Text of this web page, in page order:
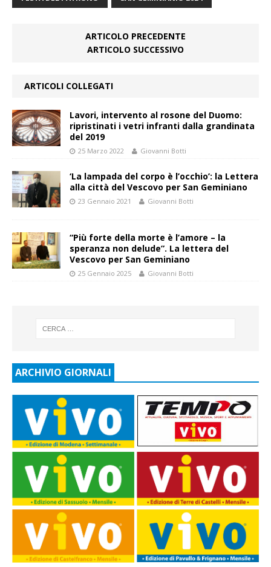
ARTICOLO PRECEDENTE
ARTICOLO SUCCESSIVO
ARTICOLI COLLEGATI
Lavori, intervento al rosone del Duomo:
ripristinati i vetri infranti dalla grandinata
del 2019
25 Marzo 2022 Giovanni Botti
‘La lampada del corpo è l’occhio’: la Lettera
alla città del Vescovo per San Geminiano
23 Gennaio 2021 Giovanni Botti
“Più forte della morte è l’amore – la
speranza non delude”. La lettera del
Vescovo per San Geminiano
25 Gennaio 2025 Giovanni Botti
ARCHIVIO GIORNALI